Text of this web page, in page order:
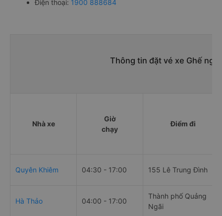
Điện thoại: 1900 888684
Thông tin đặt vé xe Ghế
Nhà xe
Giờ
chạy
Điểm đi
Quyên Khiêm 04:30 - 17:00 155 Lê Trung Đình
Hà Thảo 04:00 - 17:00
Thành phố Quảng
Ngãi